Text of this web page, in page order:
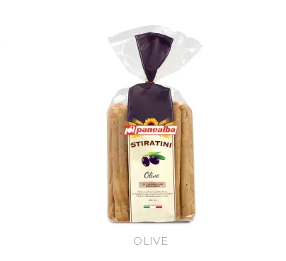
OLIVE